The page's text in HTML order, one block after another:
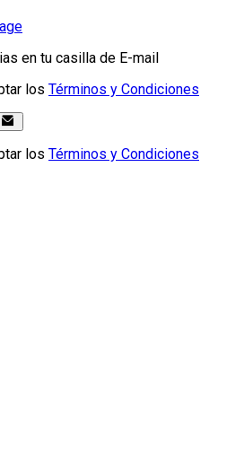
en tu casilla de E-mail
los Términos y Condiciones
los Términos y Condiciones